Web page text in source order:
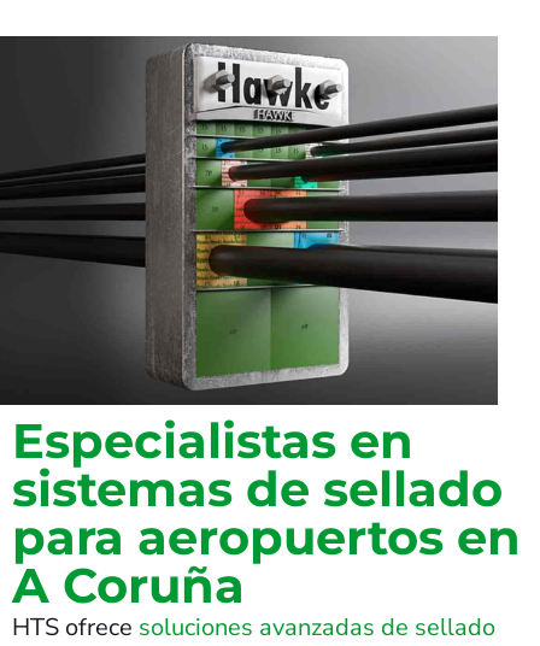
Especialistas en
sistemas de sellado
para aeropuertos en
A Coruña
HTS ofrece soluciones avanzadas de sellado